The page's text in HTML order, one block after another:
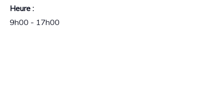
Heure :
9h00 - 17h00